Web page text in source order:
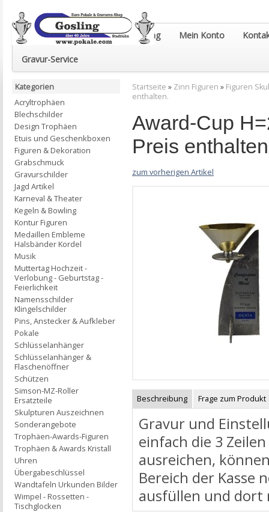
Euro-Pokale & Gravur-Shop Gosling Mein Konto
Gravur-Service
Startseite » Zinn Figuren » Figuren
enthalten.
Award-Cup
Preis
zum vorherigen Artikel
Beschreibung Frage zum Produkt
Gravur und
einfach die 3
ausreichen,
Bereich der Kasse
ausfüllen und dort
Kategorien
Acryltrophäen
Blechschilder
Design Trophäen
Etuis und Geschenkboxen
Figuren & Dekoration
Grabschmuck
Gravurschilder
Jagd Artikel
Karneval & Theater
Kegeln & Bowling
Kontur Figuren
Medaillen Embleme
Halsbänder Kordel
Musik
Muttertag Hochzeit -
Verlobung - Geburtstag -
Feierlichkeit
Namensschilder
Klingelschilder
Pins, Anstecker & Aufkleber
Pokale
Schlüsselanhänger
Schlüsselanhänger &
Flaschenöffner
Schützen
Simson-MZ-Roller
Ersatzteile
Skulpturen Auszeichnen
Sonderangebote
Trophäen-Awards-Figuren
Trophäen & Awards Kristall
Uhren
Übergabeschlüssel
Wandtafeln Urkunden Bilder
Wimpel - Rossetten -
Tischglocken